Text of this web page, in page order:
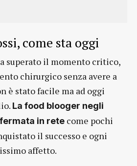
come sta oggi
superato il momento critico,
chirurgico senza avere a
è stato facile ma ad oggi
La food blooger negli
in rete come pochi
il successo e ogni
affetto.